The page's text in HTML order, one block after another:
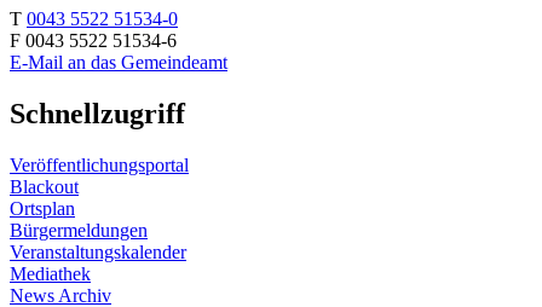
T 0043 5522 51534-0
F 0043 5522 51534-6
E-Mail an das Gemeindeamt
Schnellzugriff
Veröffentlichungsportal
Blackout
Ortsplan
Bürgermeldungen
Veranstaltungskalender
Mediathek
News Archiv